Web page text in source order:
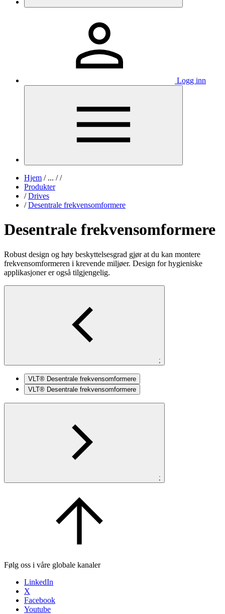
Logg inn
Hjem /... / /
Produkter
/ Drives
/ Desentrale frekvensomformere
Desentrale frekvensomformere
Robust design og høy beskyttelsesgrad gjør at du kan montere
frekvensomformeren i krevende miljøer. Design for hygieniske
applikasjoner er også tilgjengelig.
;
VLT® Desentrale frekvensomformere
VLT® Desentrale frekvensomformere
;
Følg oss i våre globale kanaler
LinkedIn
X
Facebook
Youtube